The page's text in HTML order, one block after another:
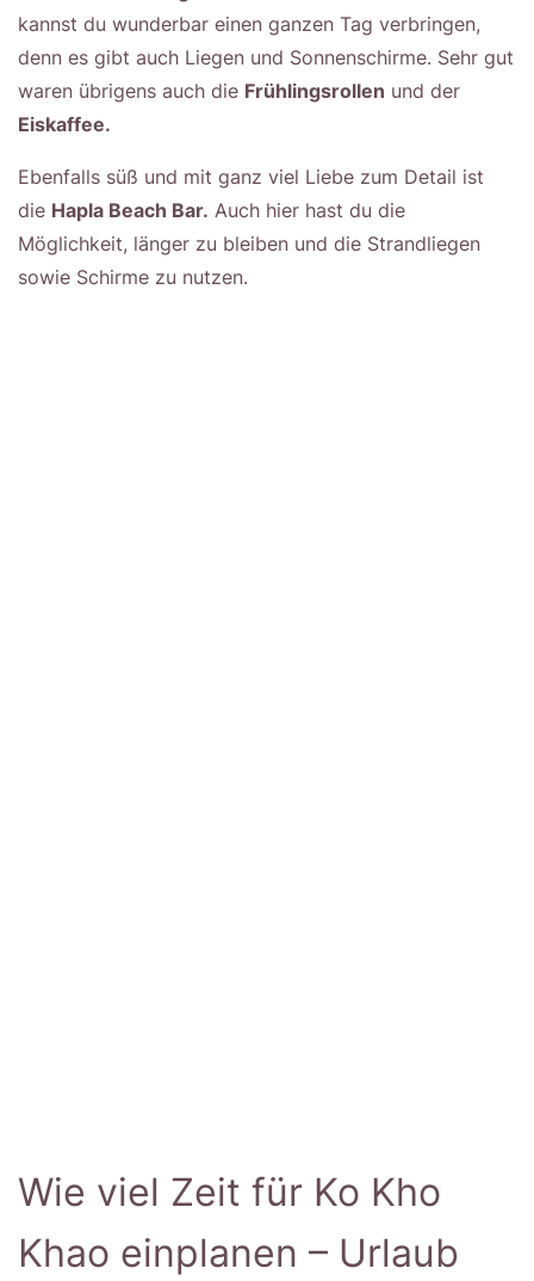
kannst du wunderbar einen ganzen Tag verbringen,
denn es gibt auch Liegen und Sonnenschirme. Sehr gut
waren übrigens auch die Frühlingsrollen und der
Eiskaffee.
Ebenfalls süß und mit ganz viel Liebe zum Detail ist
die Hapla Beach Bar. Auch hier hast du die
Möglichkeit, länger zu bleiben und die Strandliegen
sowie Schirme zu nutzen.
Wie viel Zeit für Ko Kho
Khao einplanen – Urlaub